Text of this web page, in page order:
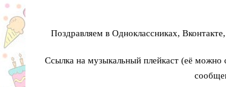
Поздравляем в Одноклассниках,
Ссылка на музыкальный плейкаст (её можно